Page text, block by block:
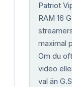
Patriot
RAM 16
maximal
Om du
video
val än